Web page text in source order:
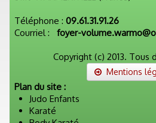
Téléphone : 09.61.31.91.26
Courriel : foyer-
Copyright (c) 2013. Tous
Mentions
Plan du site :
Judo Enfants
Karaté